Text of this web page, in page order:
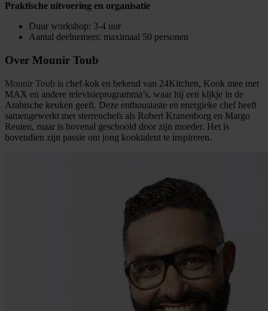
Praktische uitvoering en organisatie
Duur workshop: 3-4 uur
Aantal deelnemers: maximaal 50 personen
Over Mounir Toub
Mounir Toub is chef-kok en bekend van 24Kitchen, Kook mee met
MAX en andere televisieprogramma’s, waar hij een kijkje in de
Arabische keuken geeft. Deze enthousiaste en energieke chef heeft
samengewerkt met sterrenchefs als Robert Kranenborg en Margo
Reuten, maar is bovenal geschoold door zijn moeder. Het is
bovendien zijn passie om jong kooktalent te inspireren.